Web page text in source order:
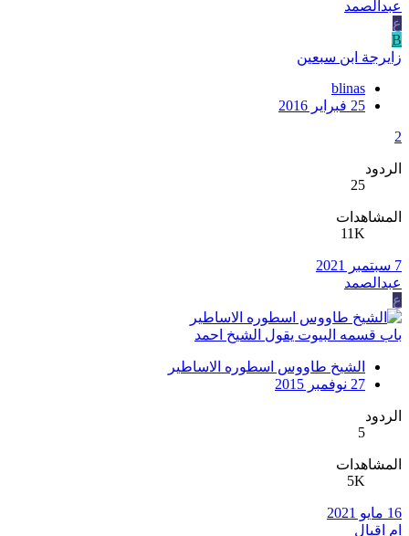
عبدالصمد
ع
B
زايرجة ابن سبعين
blinas
25 فبراير 2016
2
الردود
25
المشاهدات
11K
7 سبتمبر 2021
عبدالصمد
ع
باب قسمه البيوت يقول الشيخ احمد
الشيخ طاووس اسطوره الاساطير
27 نوفمبر 2015
الردود
5
المشاهدات
5K
16 مايو 2021
ام اقبال